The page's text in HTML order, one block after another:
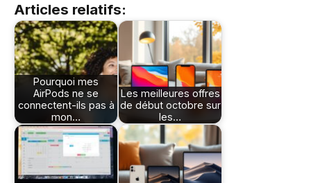
Articles relatifs:
Pourquoi mes
AirPods ne se
connectent-ils pas à
mon…
Les meilleures offres
de début octobre sur
les…